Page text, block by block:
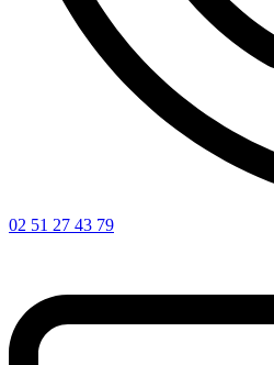
02 51 27 43 79